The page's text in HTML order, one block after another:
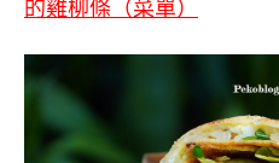
的雞柳條（菜單）